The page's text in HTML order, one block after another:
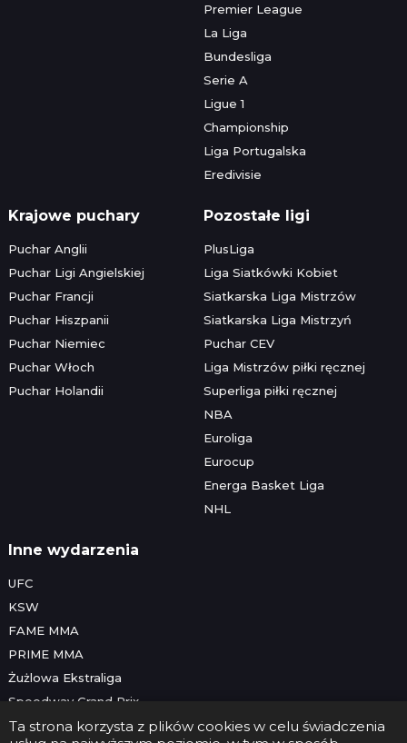
Ta strona korzysta z plików cookies w celu świadczenia
Premier League
La Liga
Bundesliga
Serie A
Ligue 1
Championship
Liga Portugalska
Eredivisie
Krajowe puchary
Puchar Anglii
Puchar Ligi Angielskiej
Puchar Francji
Puchar Hiszpanii
Puchar Niemiec
Puchar Włoch
Puchar Holandii
Pozostałe ligi
PlusLiga
Liga Siatkówki Kobiet
Siatkarska Liga Mistrzów
Siatkarska Liga Mistrzyń
Puchar CEV
Liga Mistrzów piłki ręcznej
Superliga piłki ręcznej
NBA
Euroliga
Eurocup
Energa Basket Liga
NHL
Inne wydarzenia
UFC
KSW
FAME MMA
PRIME MMA
Żużlowa Ekstraliga
Speedway Grand Prix
Skoki narciarskie